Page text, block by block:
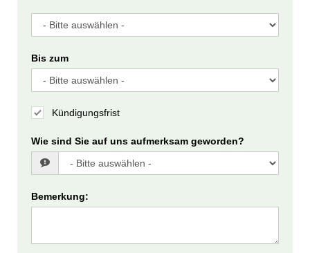
Bis zum
Kündigungsfrist
Wie sind Sie auf uns aufmerksam geworden?
Bemerkung: